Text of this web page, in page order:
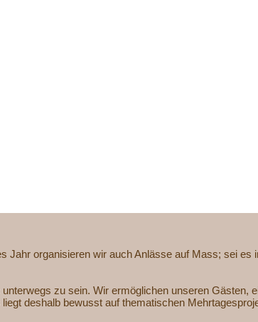
Jahr organisieren wir auch Anlässe auf Mass; sei es
zu sein. Wir ermöglichen unseren Gästen,
deshalb bewusst auf thematischen